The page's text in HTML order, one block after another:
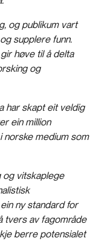
og publikum vart
supplere funn.
høve til å delta
og
har skapt eit veldig
ein million
norske medium som
og vitskaplege
ny standard for
tvers av fagområde
berre potensialet